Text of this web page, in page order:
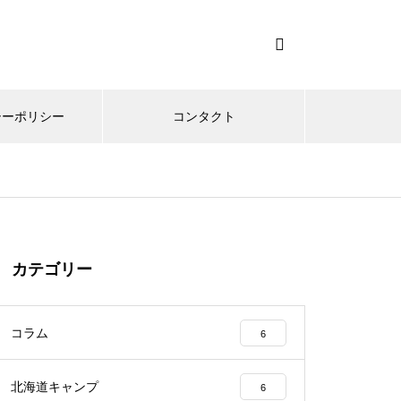
ポリシー コンタクト
カテゴリー
コラム 6
北海道キャンプ 6